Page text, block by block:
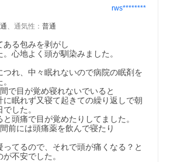
rws********
、 通気性 ： 普通
る包みを剥がし
心地よく頭が馴染みました。
つれ、中々眠れないので病院の眠剤を
で目が覚め寝れないでいると
に眠れず又寝て起きての繰り返しで朝
した。
頭痛で目が覚めたりしてました。
前には頭痛薬を飲んで寝たり
ってるので、それで頭が痛くなる？と
不安でした。